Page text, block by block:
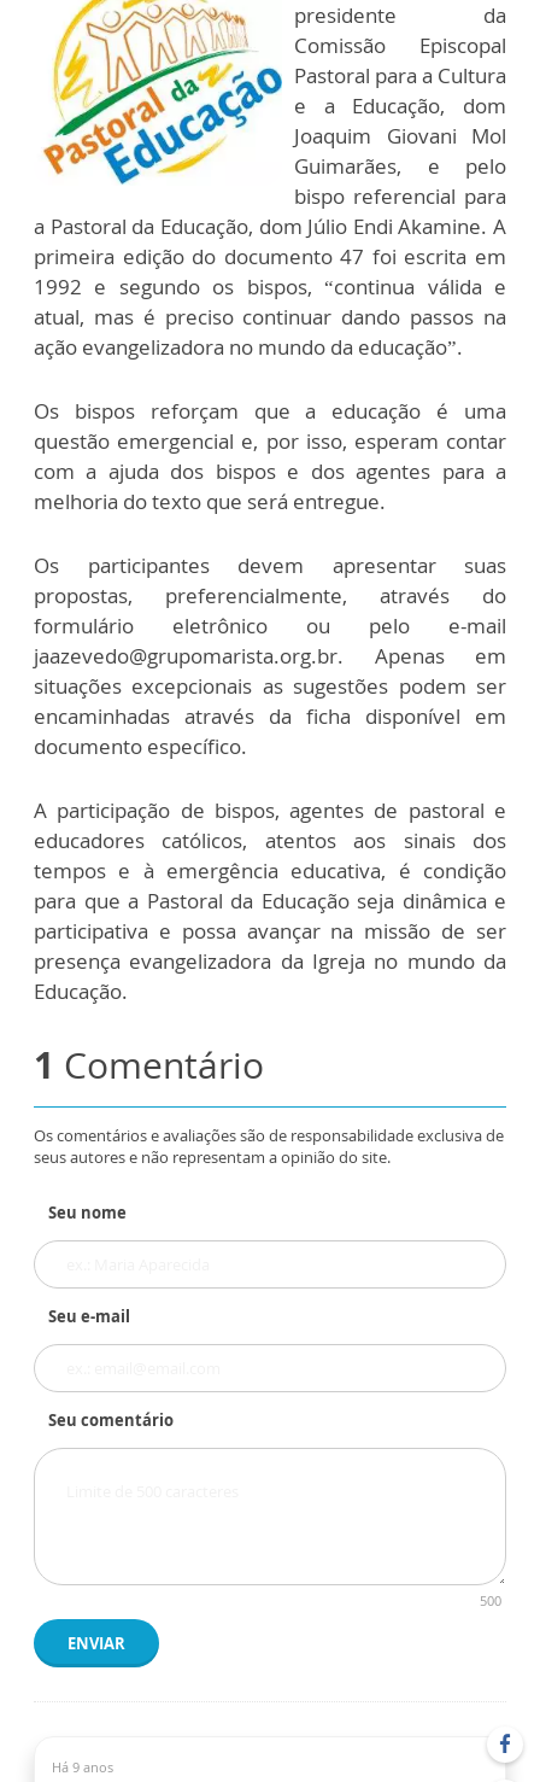
presidente da
Comissão Episcopal
Pastoral para a Cultura
e a Educação, dom
Joaquim Giovani Mol
Guimarães, e pelo
bispo referencial para
a Pastoral da Educação, dom Júlio Endi Akamine. A
primeira edição do documento 47 foi escrita em
1992 e segundo os bispos, “continua válida e
atual, mas é preciso continuar dando passos na
ação evangelizadora no mundo da educação”.
Os bispos reforçam que a educação é uma
questão emergencial e, por isso, esperam contar
com a ajuda dos bispos e dos agentes para a
melhoria do texto que será entregue.
Os participantes devem apresentar suas
propostas, preferencialmente, através do
formulário eletrônico ou pelo e-mail
jaazevedo@grupomarista.org.br. Apenas em
situações excepcionais as sugestões podem ser
encaminhadas através da ficha disponível em
documento específico.
A participação de bispos, agentes de pastoral e
educadores católicos, atentos aos sinais dos
tempos e à emergência educativa, é condição
para que a Pastoral da Educação seja dinâmica e
participativa e possa avançar na missão de ser
presença evangelizadora da Igreja no mundo da
Educação.
1 Comentário
Os comentários e avaliações são de responsabilidade exclusiva de
seus autores e não representam a opinião do site.
Seu nome
Seu e-mail
Seu comentário
500
ENVIAR
Há 9 anos